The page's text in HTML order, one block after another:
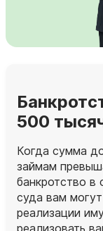
500
Когда сумма
займам
банкротство
суда вам
реализации